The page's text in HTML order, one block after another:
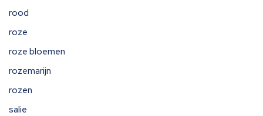
rood
roze
roze bloemen
rozemarijn
rozen
salie